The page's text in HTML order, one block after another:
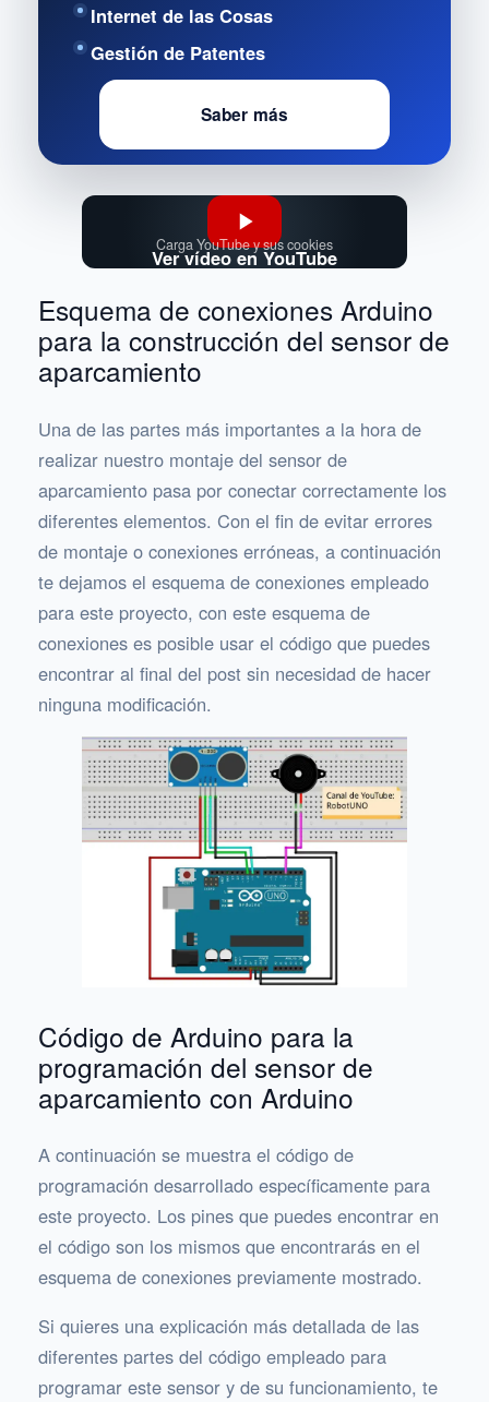
Internet de las Cosas
Gestión de Patentes
Saber más
Ver vídeo en YouTube
Carga YouTube y sus cookies
Esquema de conexiones Arduino
para la construcción del sensor de
aparcamiento
Una de las partes más importantes a la hora de
realizar nuestro montaje del sensor de
aparcamiento pasa por conectar correctamente los
diferentes elementos. Con el fin de evitar errores
de montaje o conexiones erróneas, a continuación
te dejamos el esquema de conexiones empleado
para este proyecto, con este esquema de
conexiones es posible usar el código que puedes
encontrar al final del post sin necesidad de hacer
ninguna modificación.
Código de Arduino para la
programación del sensor de
aparcamiento con Arduino
A continuación se muestra el código de
programación desarrollado específicamente para
este proyecto. Los pines que puedes encontrar en
el código son los mismos que encontrarás en el
esquema de conexiones previamente mostrado.
Si quieres una explicación más detallada de las
diferentes partes del código empleado para
programar este sensor y de su funcionamiento, te